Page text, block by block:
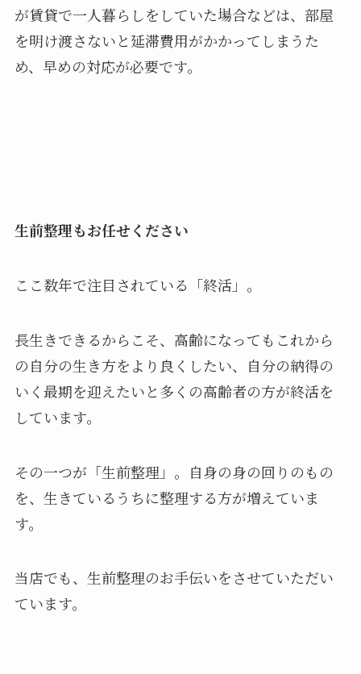
が賃貸で一人暮らしをしていた場合などは、部屋
を明け渡さないと延滞費用がかかってしまうた
め、早めの対応が必要です。
生前整理もお任せください
ここ数年で注目されている「終活」。
長生きできるからこそ、高齢になってもこれから
の自分の生き方をより良くしたい、自分の納得の
いく最期を迎えたいと多くの高齢者の方が終活を
しています。
その一つが「生前整理」。自身の身の回りのもの
を、生きているうちに整理する方が増えていま
す。
当店でも、生前整理のお手伝いをさせていただい
ています。